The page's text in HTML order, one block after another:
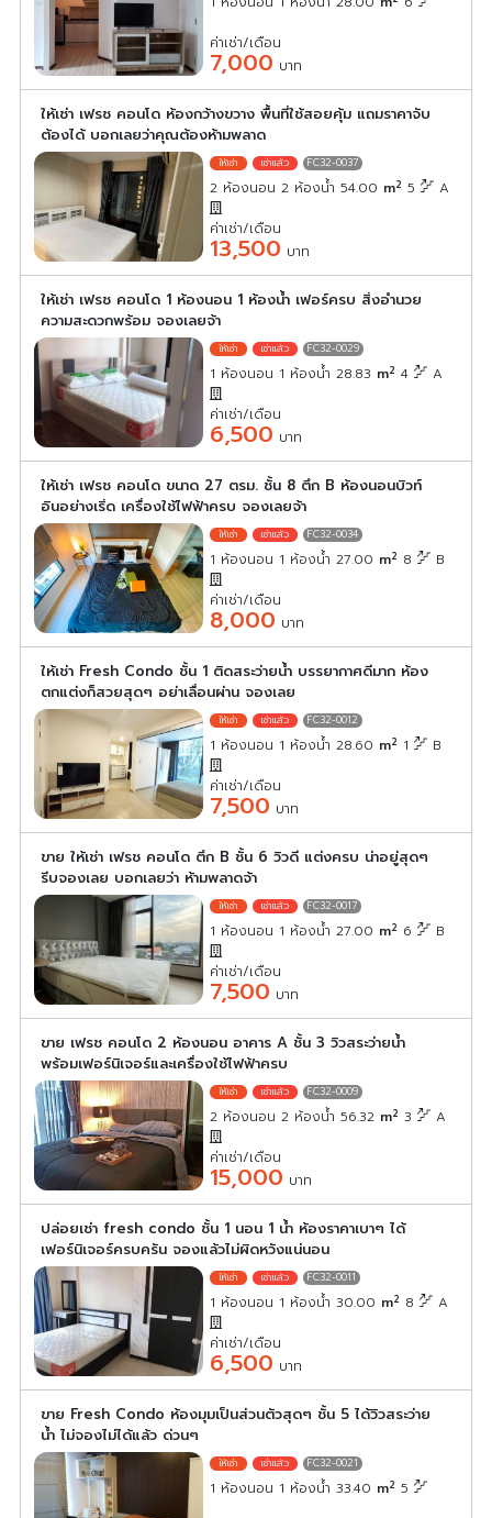
ค่าเช่า/เดือน
7,000 บาท
ให้เช่า เฟรช คอนโด ห้องกว้างขวาง พื้นที่ใช้สอยคุ้ม แถมราคาจับ
ต้องได้ บอกเลยว่าคุณต้องห้ามพลาด
FC32-0037
2 ห้องนอน 2 ห้องน้ำ 54.00 m2 5 A
ค่าเช่า/เดือน
13,500 บาท
ให้เช่า เฟรช คอนโด 1 ห้องนอน 1 ห้องน้ำ เฟอร์ครบ สิ่งอำนวย
ความสะดวกพร้อม จองเลยจ้า
FC32-0029
1 ห้องนอน 1 ห้องน้ำ 28.83 m2 4 A
ค่าเช่า/เดือน
6,500 บาท
ให้เช่า เฟรช คอนโด ขนาด 27 ตรม. ชั้น 8 ตึก B ห้องนอนบิวท์
อินอย่างเริ่ด เครื่องใช้ไฟฟ้าครบ จองเลยจ้า
FC32-0034
1 ห้องนอน 1 ห้องน้ำ 27.00 m2 8 B
ค่าเช่า/เดือน
8,000 บาท
ให้เช่า Fresh Condo ชั้น 1 ติดสระว่ายน้ำ บรรยากาศดีมาก ห้อง
ตกแต่งก็สวยสุดๆ อย่าเลื่อนผ่าน จองเลย
FC32-0012
1 ห้องนอน 1 ห้องน้ำ 28.60 m2 1 B
ค่าเช่า/เดือน
7,500 บาท
ขาย ให้เช่า เฟรช คอนโด ตึก B ชั้น 6 วิวดี แต่งครบ น่าอยู่สุดๆ
รีบจองเลย บอกเลยว่า ห้ามพลาดจ้า
FC32-0017
1 ห้องนอน 1 ห้องน้ำ 27.00 m2 6 B
ค่าเช่า/เดือน
7,500 บาท
ขาย เฟรช คอนโด 2 ห้องนอน อาคาร A ชั้น 3 วิวสระว่ายน้ำ
พร้อมเฟอร์นิเจอร์และเครื่องใช้ไฟฟ้าครบ
FC32-0009
2 ห้องนอน 2 ห้องน้ำ 56.32 m2 3 A
ค่าเช่า/เดือน
15,000 บาท
ปล่อยเช่า fresh condo ชั้น 1 นอน 1 น้ำ ห้องราคาเบาๆ ได้
เฟอร์นิเจอร์ครบครัน จองแล้วไม่ผิดหวังแน่นอน
FC32-0011
1 ห้องนอน 1 ห้องน้ำ 30.00 m2 8 A
ค่าเช่า/เดือน
6,500 บาท
ขาย Fresh Condo ห้องมุมเป็นส่วนตัวสุดๆ ชั้น 5 ได้วิวสระว่าย
น้ำ ไม่จองไม่ได้แล้ว ด่วนๆ
FC32-0021
1 ห้องนอน 1 ห้องน้ำ 33.40 m2 5